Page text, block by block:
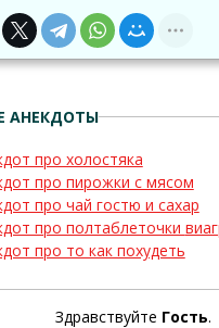
АНЕКДОТЫ
про холостяка
про пирожки с мясом
про чай гостю и сахар
Анекдот про
про то как похудеть
Здравствуйте Гость.